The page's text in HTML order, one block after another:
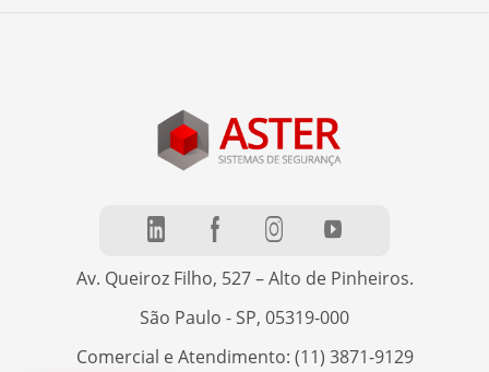
Av. Queiroz Filho, 527 – Alto de Pinheiros.
São Paulo - SP, 05319-000
Comercial e Atendimento: (11) 3871-9129